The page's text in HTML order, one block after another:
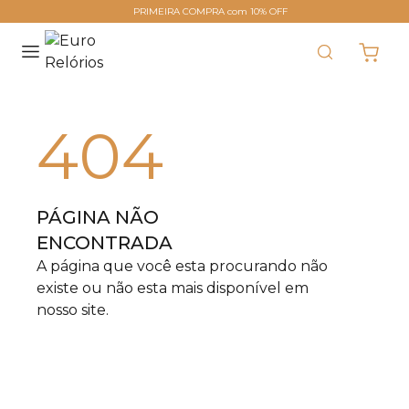
PRIMEIRA COMPRA com 10% OFF
404
PÁGINA NÃO
ENCONTRADA
A página que você esta procurando não
existe ou não esta mais disponível em
nosso site.